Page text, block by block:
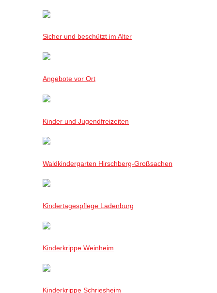
Sicher und beschützt im Alter
Angebote vor Ort
Kinder und Jugendfreizeiten
Waldkindergarten Hirschberg-Großsachen
Kindertagespflege Ladenburg
Kinderkrippe Weinheim
Kinderkrippe Schriesheim